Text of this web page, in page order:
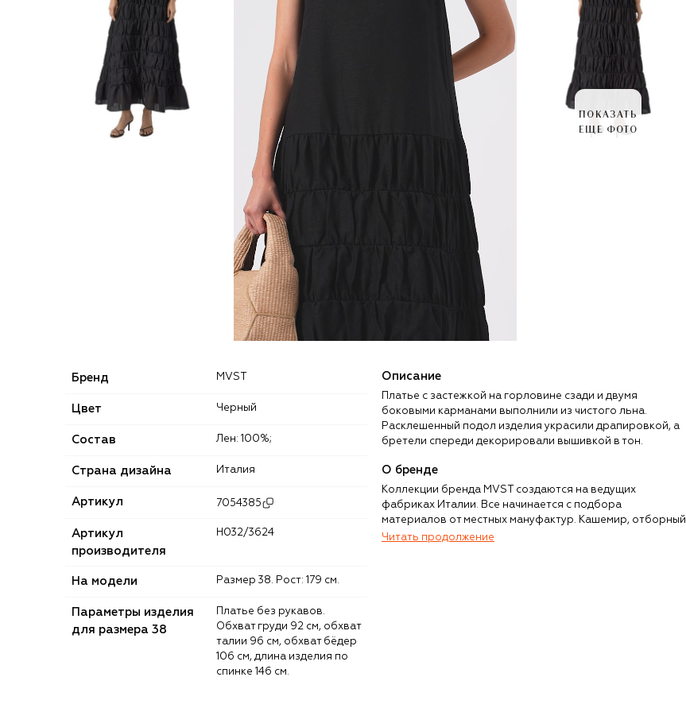
ПОКАЗАТЬ
ЕЩЕ ФОТО
Бренд MVST
Цвет Черный
Состав Лен: 100%;
Страна дизайна Италия
Артикул 7054385
Артикул
производителя
H032/3624
На модели Размер 38. Рост: 179 см.
Параметры изделия
для размера 38
Обхват груди 92 см, обхват
талии 96 см, обхват бёдер
106 см, длина изделия по
спинке 146 см.
Описание
Платье с застежкой на горловине сзади и двумя
боковыми карманами выполнили из чистого льна.
Расклешенный подол изделия украсили драпировкой, а
бретели спереди декорировали вышивкой в тон.
О бренде
Коллекции бренда MVST создаются на ведущих
фабриках Италии. Все начинается с подбора
материалов от местных мануфактур. Кашемир, отборный
шелк Mulberry, шерсть мериноса, викуньи и альпака
Читать продолжение